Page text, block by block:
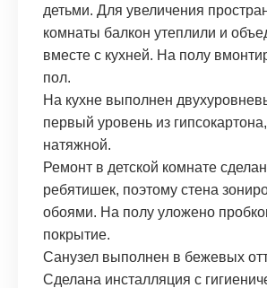
детьми. Для увеличения
комнаты балкон утеплили и
вместе с кухней. На полу
пол.
На кухне выполнен
первый уровень из
натяжной.
Ремонт в детской комнате
ребятишек, поэтому стена
обоями. На полу уложено
покрытие.
Санузел выполнен в бежевых
Сделана инсталляция с